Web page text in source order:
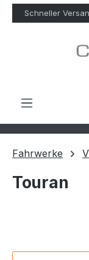
Zum Hauptinhalt
Schneller
Fahrwerke
Touran